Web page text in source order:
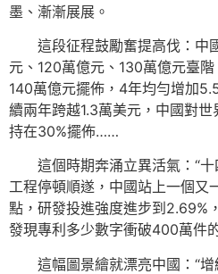
墨、漸漸展展。
這段征程鼓勵奮提高伐：中
元、120萬億元、130萬億元臺
140萬億元擺佈，4年均勻增加
續兩年跨越1.3萬美元，中國對
持在30%擺佈……
這個時期奔涌立異活氣：“十
工程停頓順遂，中國站上一個又
點，研發投進強度進步到2.69%
發現專利多少數字衝破400萬件
這幅圖景繪就漂亮中國：“增